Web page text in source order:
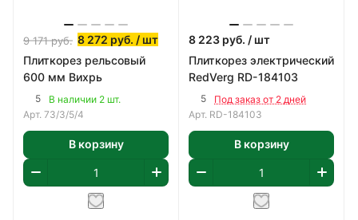
9 171руб. 8 272 руб. / шт
Плиткорез рельсовый
600 мм Вихрь
5
В наличии 2 шт.
Арт. 73/3/5/4
В корзину
8 223 руб. / шт
Плиткорез электрический
RedVerg RD-184103
5
Под заказ от 2 дней
Арт. RD-184103
В корзину